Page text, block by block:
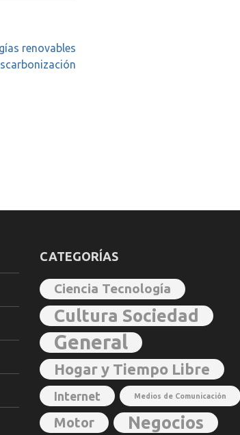
renovables
CATEGORÍAS
Ciencia Tecnología
Cultura Sociedad
General
Hogar y Tiempo Libre
Internet Medios de Comunicación
Motor Negocios